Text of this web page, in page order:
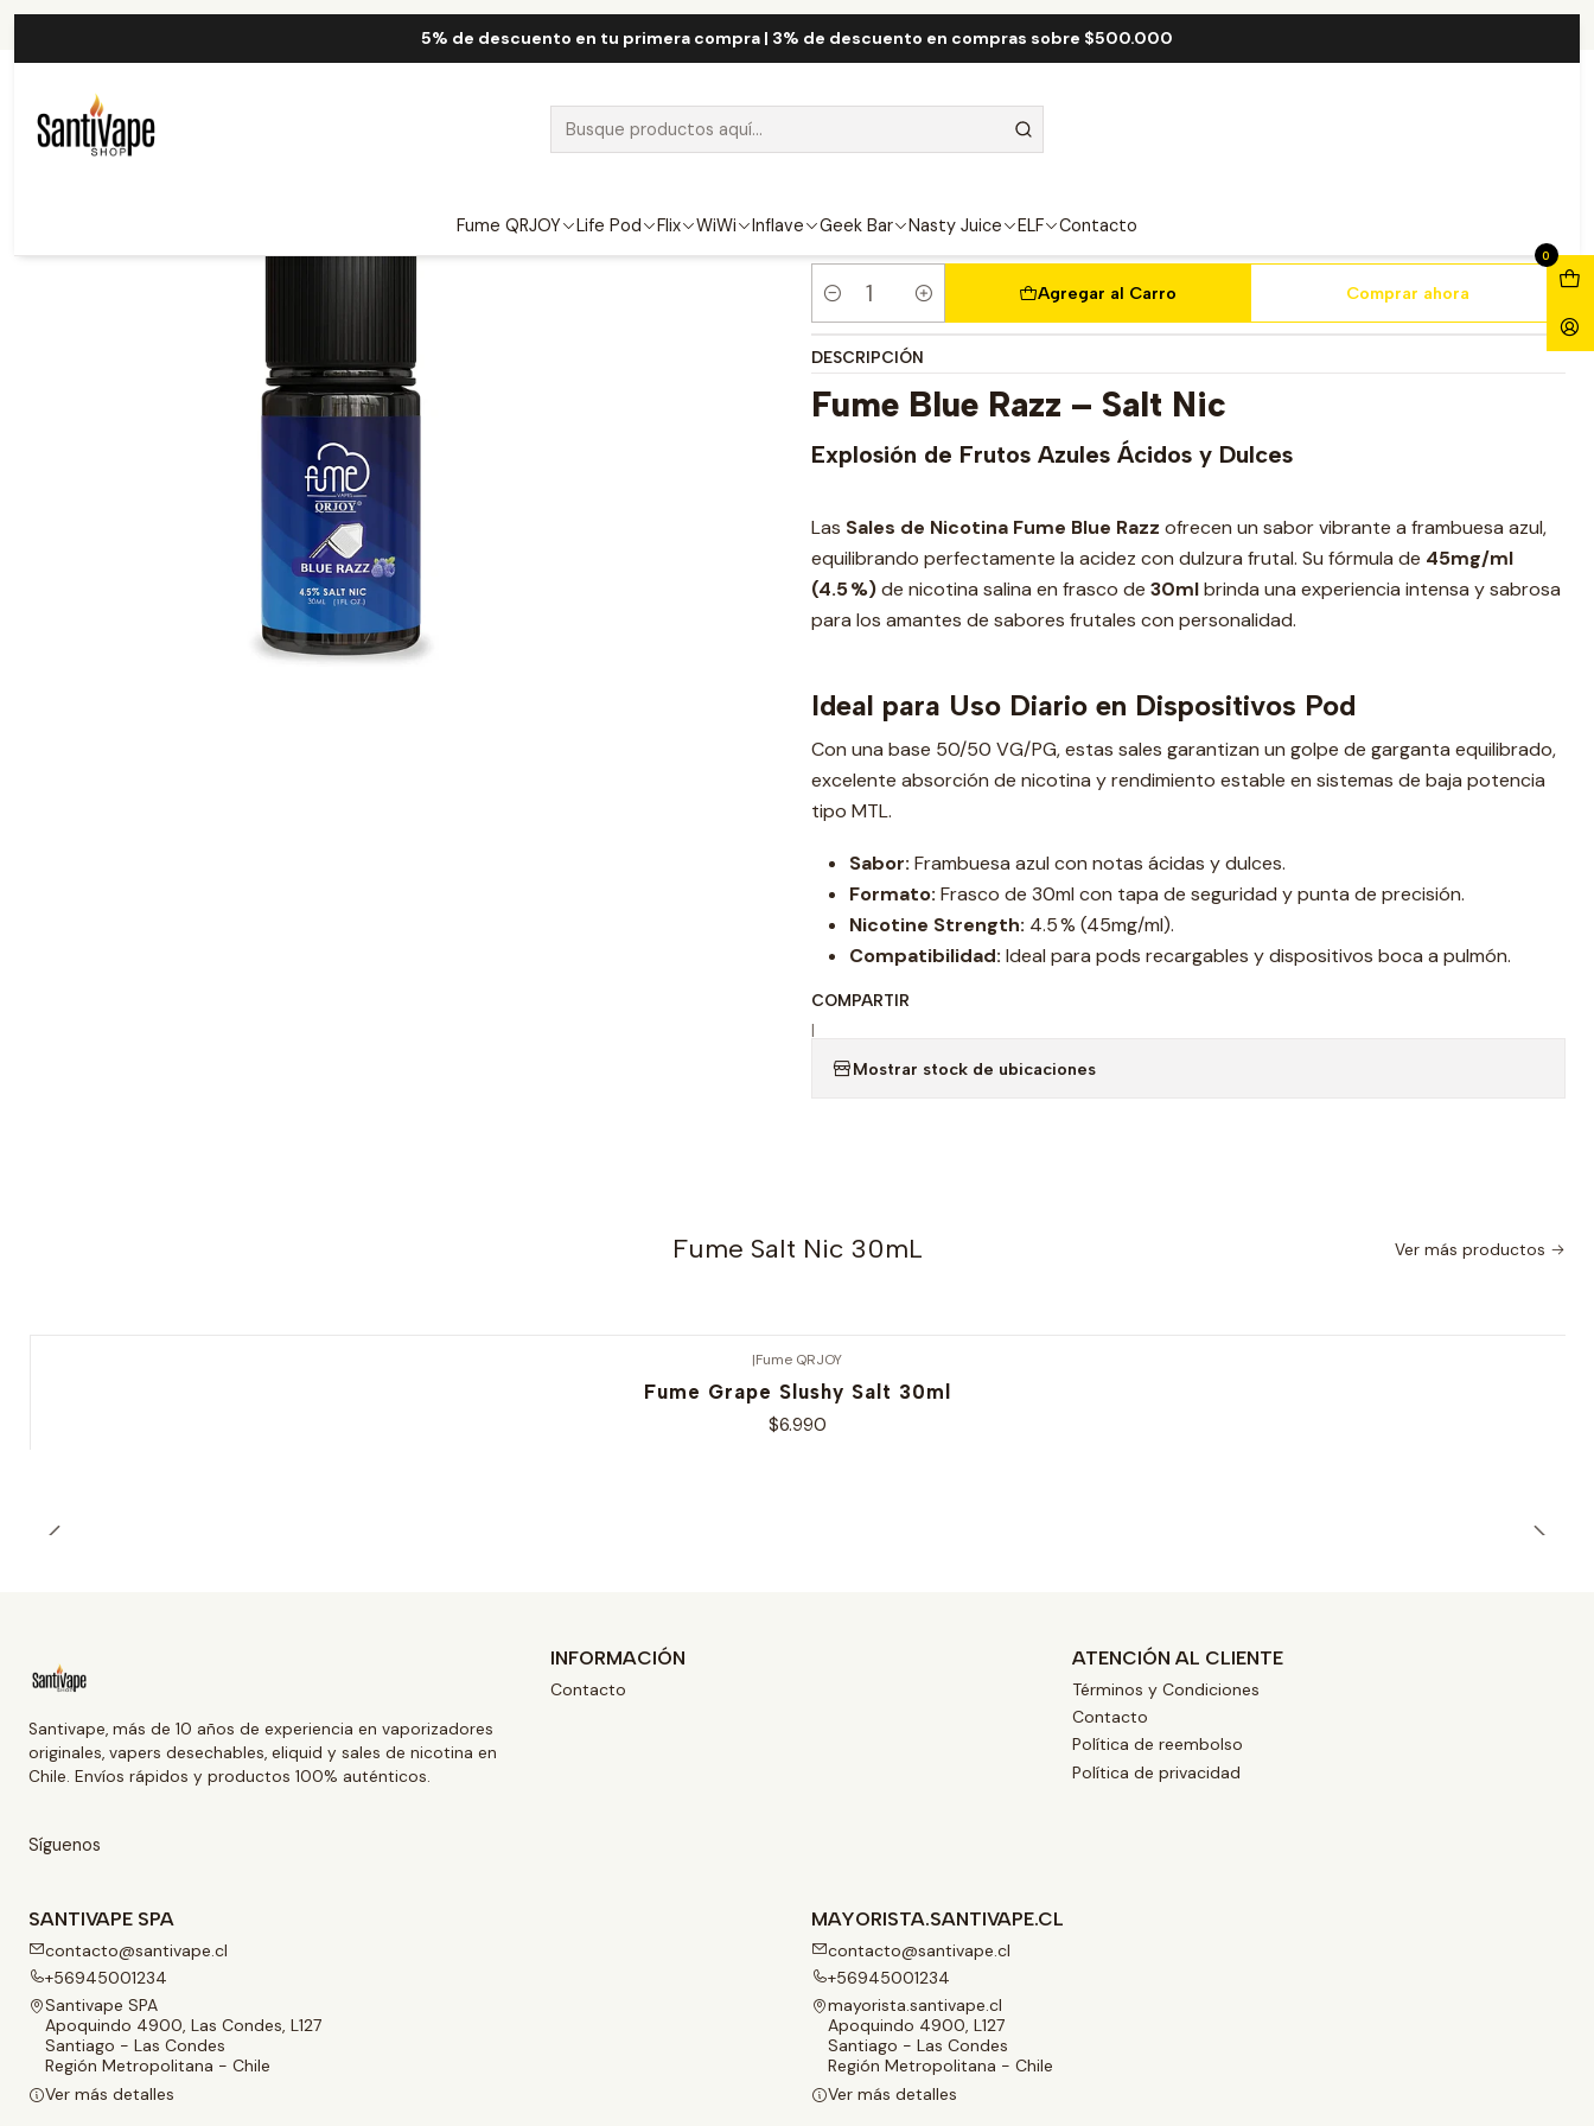
5% de descuento en tu primera compra | 3% de descuento en compras sobre $500.000
Fume QRJOY Life Pod Flix WiWi Inflave Geek Bar Nasty Juice ELF Contacto
0
Fume Blue Razz Salt 30ml
Cantidad
Agregar al Carro Comprar ahora
DESCRIPCIÓN
Fume Blue Razz – Salt Nic
Explosión de Frutos Azules Ácidos y Dulces
Las Sales de Nicotina Fume Blue Razz ofrecen un sabor vibrante a frambuesa azul,
equilibrando perfectamente la acidez con dulzura frutal. Su fórmula de 45mg/ml
(4.5 %)de nicotina salina en frasco de 30mlbrinda una experiencia intensa y sabrosa
para los amantes de sabores frutales con personalidad.
Ideal para Uso Diario en Dispositivos Pod
Con una base 50/50 VG/PG, estas sales garantizan un golpe de garganta equilibrado,
excelente absorción de nicotina y rendimiento estable en sistemas de baja potencia
tipo MTL.
Sabor: Frambuesa azul con notas ácidas y dulces.
Formato: Frasco de 30ml con tapa de seguridad y punta de precisión.
Nicotine Strength: 4.5 % (45mg/ml).
Compatibilidad: Ideal para pods recargables y dispositivos boca a pulmón.
COMPARTIR
|
Mostrar stock de ubicaciones
Fume Salt Nic 30mL Ver más productos
|Fume QRJOY
Fume Grape Slushy Salt 30ml
$6.990
Santivape, más de 10 años de experiencia en vaporizadores
originales, vapers desechables, eliquid y sales de nicotina en
Chile. Envíos rápidos y productos 100% auténticos.
Síguenos
INFORMACIÓN
Contacto
ATENCIÓN AL CLIENTE
Términos y Condiciones
Contacto
Política de reembolso
Política de privacidad
SANTIVAPE SPA
contacto@santivape.cl
+56945001234
Santivape SPA
Apoquindo 4900, Las Condes, L127
Santiago - Las Condes
Región Metropolitana - Chile
Ver más detalles
MAYORISTA.SANTIVAPE.CL
contacto@santivape.cl
+56945001234
mayorista.santivape.cl
Apoquindo 4900, L127
Santiago - Las Condes
Región Metropolitana - Chile
Ver más detalles